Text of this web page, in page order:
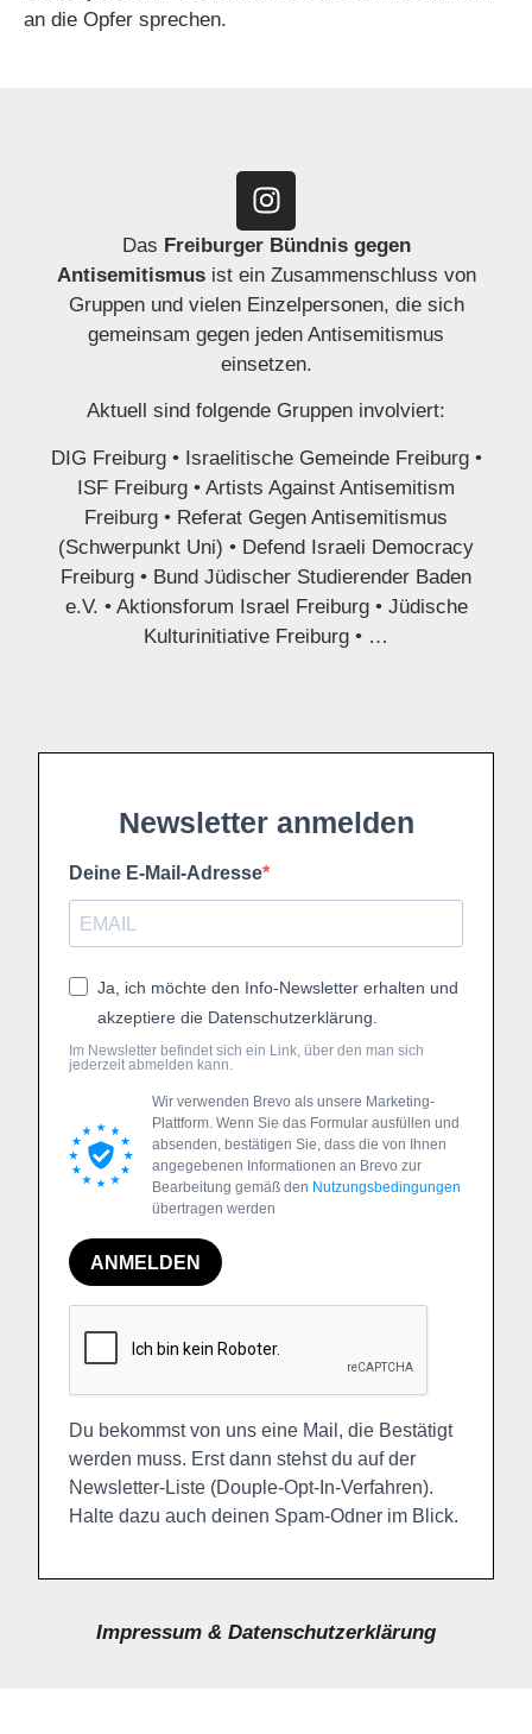
an die Opfer sprechen.
Das Freiburger Bündnis gegen
Antisemitismusist ein Zusammenschluss von
Gruppen und vielen Einzelpersonen, die sich
gemeinsam gegen jeden Antisemitismus
einsetzen.
Aktuell sind folgende Gruppen involviert:
DIG Freiburg • Israelitische Gemeinde Freiburg •
ISF Freiburg • Artists Against Antisemitism
Freiburg • Referat Gegen Antisemitismus
(Schwerpunkt Uni) • Defend Israeli Democracy
Freiburg • Bund Jüdischer Studierender Baden
e.V. • Aktionsforum Israel Freiburg • Jüdische
Kulturinitiative Freiburg • …
Newsletter anmelden
Deine E-Mail-Adresse
Ja, ich möchte den Info-Newsletter erhalten und
akzeptiere die Datenschutzerklärung.
Im Newsletter befindet sich ein Link, über den man sich
jederzeit abmelden kann.
Wir verwenden Brevo als unsere Marketing-
Plattform. Wenn Sie das Formular ausfüllen und
absenden, bestätigen Sie, dass die von Ihnen
angegebenen Informationen an Brevo zur
Bearbeitung gemäß den Nutzungsbedingungen
übertragen werden
ANMELDEN
Du bekommst von uns eine Mail, die Bestätigt
werden muss. Erst dann stehst du auf der
Newsletter-Liste (Douple-Opt-In-Verfahren).
Halte dazu auch deinen Spam-Odner im Blick.
Impressum & Datenschutzerklärung